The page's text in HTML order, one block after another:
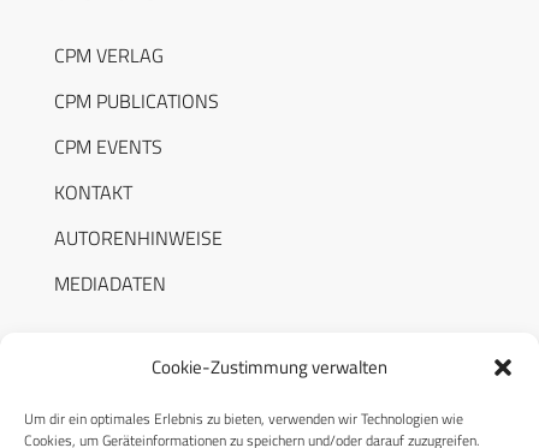
Cookie-Zustimmung verwalten
Um dir ein optimales Erlebnis zu bieten, verwenden wir Technologien wie
Cookies, um Geräteinformationen zu speichern und/oder darauf zuzugreifen.
CPM VERLAG
CPM PUBLICATIONS
CPM EVENTS
KONTAKT
AUTORENHINWEISE
MEDIADATEN
RECHTLICHES